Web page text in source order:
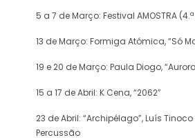
5 a 7 de Março: Festival AMOSTRA
13 de Março: Formiga Atómica, “Só
19 e 20 de Março: Paula Diogo,
15 a 17 de Abril: K Cena, “2062”
23 de Abril: “Archipélago”, Luís
Percussão